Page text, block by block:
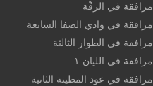
مرافقة في الرقّة
مرافقة في وادي الصفا السابعة
مرافقة في الطوار الثالثة
مرافقة في الليان ١
مرافقة في عود المطينة الثانية